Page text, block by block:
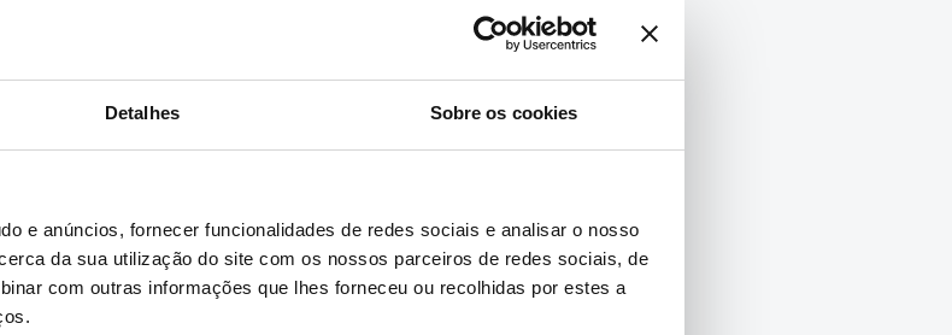
Detalhes Sobre os cookies
e anúncios, fornecer funcionalidades de redes sociais e analisar o nosso
da sua utilização do site com os nossos parceiros de redes sociais, de
com outras informações que lhes forneceu ou recolhidas por estes a
Miami 2024
terça-feira 20 agosto 2024
NSYS Group Team